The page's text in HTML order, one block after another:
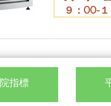
９：00-
指標